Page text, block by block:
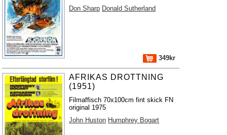
Don Sharp Donald Sutherland
349kr
AFRIKAS DROTTNING
(1951)
Filmaffisch 70x100cm fint skick FN
original 1975
John Huston Humphrey Bogart